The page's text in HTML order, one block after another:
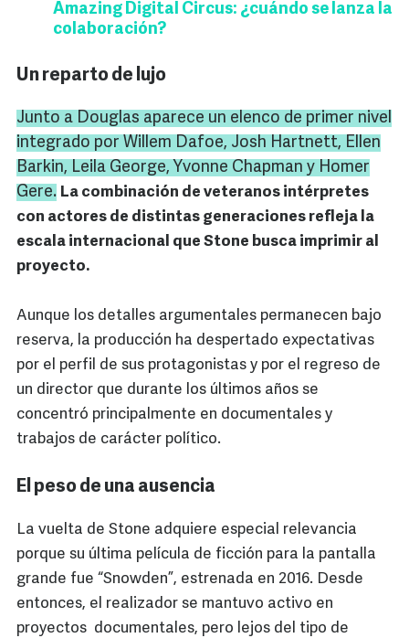
Amazing Digital Circus: ¿cuándo se lanza la
colaboración?
Un reparto de lujo
Junto a Douglas aparece un elenco de primer nivel
integrado por Willem Dafoe, Josh Hartnett, Ellen
Barkin, Leila George, Yvonne Chapman y Homer
Gere. La combinación de veteranos intérpretes
con actores de distintas generaciones refleja la
escala internacional que Stone busca imprimir al
proyecto.
Aunque los detalles argumentales permanecen bajo
reserva, la producción ha despertado expectativas
por el perfil de sus protagonistas y por el regreso de
un director que durante los últimos años se
concentró principalmente en documentales y
trabajos de carácter político.
El peso de una ausencia
La vuelta de Stone adquiere especial relevancia
porque su última película de ficción para la pantalla
grande fue “Snowden”, estrenada en 2016. Desde
entonces, el realizador se mantuvo activo en
proyectos documentales, pero lejos del tipo de